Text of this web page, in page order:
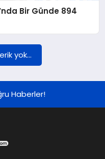
Bir Günde 894
yok...
Haberler!